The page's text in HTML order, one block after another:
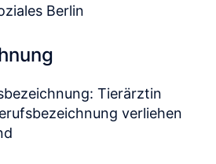
Berlin
Tierärztin
verliehen